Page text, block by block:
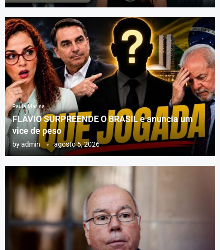
Paula Marisa
FLÁVIO SURPREENDE O BRASIL e anuncia um
vice de peso
byadmin agosto 5, 2026